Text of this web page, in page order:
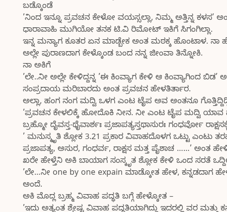
ಬಡ್ಕೊಂಡೆ
’ನಿಂದ ಇನ್ನೂ ಪ್ರವಚನ ಕೇಳೋ ವಯಸ್ಸಲ್ಲಾ, ನಿಮ್ಮ ಅತ್ತಿನ್ನ
ಧಾರಾವಾಹಿ ಮುಗಿಯೋ ತನಕ ಟಿ.ವಿ ರಿಮೋಟ್ ಇಕಿಗೆ ಸಿಗಂಗಿಲ್ಲಾ.
ಇನ್ನ ಮನ್ಯಾಗ ಕೂತರ ಏನ ಮಾಡ್ಬೇಕ ಅಂತ ಮಠಕ್ಕ ಹೊಂಟಾಳ.
ಅಲ್ಲೇ ಪುರಾಣದಾಗ ಕೇಳ್ಕೊಂಡ ಬಂದ ನನ್ನ ಜೀಂವಾ ತಿನ್ನೋಕಿ.
ನಾ ಅಕಿಗೆ
’ಲೇ..ನೀ ಅಲ್ಲೇ ಕೇಳಿದ್ದನ್ನ ’ಈ ಕಿಂವ್ಯಾಗ ಕೇಳಿ ಆ ಕಿಂವ್ಯಾಗಿಂದ
ಸಂಪ್ರದಾಯ ಮರಿಬಾರದು ಅಂತ ಪ್ರವಚನ ಹೇಳತಿರ್ತಾರ.
ಅಲ್ಲಾ, ಹಂಗ ನಂಗ ಮದ್ವಿ ಒಳಗ ಎಂಟ ಟೈಪ ಅವ ಅಂತನೂ
’ಪ್ರವಚನ ಕೇಳಲಿಕ್ಕೆ ಹೋದೊಕಿ ನೀನ. ನೀ ಎಂಟ ಟೈಪ ಮದ್ವಿ ಯಾವ
ಬ್ರಹ್ಮೋ ದೈವಸ್ತ-ಥೈವಾರ್ಶಃ ಪ್ರಜಾಪತ್ಯಸ್ತಥಾಸುರಃ ಗಂಧರ್ವೋ
’ ಮನುಸ್ಮೃತಿ ಶ್ಲೋಕ 3.21 ಪ್ರಕಾರ ವಿವಾಹದೊಳಗ ಒಟ್ಟು ಎಂಟು
ಪ್ರಜಾಪತ್ಯ, ಅಸುರ, ಗಂಧರ್ವ, ರಾಕ್ಷಸ ಮತ್ತ ಪೈಶಾಚ ……’ ಅಂತ
ಖರೇ ಹೇಳ್ತೆನಿ ಅಕಿ ಬಾಯಾಗ ಸಂಸ್ಕೃತ ಶ್ಲೋಕ ಕೇಳಿ ಒಂದ ಸರತೆ
’ಲೇ…ನೀ one by one expain ಮಾಡ್ಕೋತ ಹೇಳ, ಕನ್ನಡದಾಗ
ಅಂದೆ.
ಅಕಿ ಮೊದ್ಲ ಬ್ರಹ್ಮ ವಿವಾಹ ಪದ್ಧತಿ ಬಗ್ಗೆ ಹೇಳ್ಕೋತ –
’ಇದು ಅತ್ಯಂತ ಶ್ರೇಷ್ಟ ವಿವಾಹ ಪದ್ಧತಿಯಾಗಿದ್ದು ಇದರಲ್ಲಿ ವರ